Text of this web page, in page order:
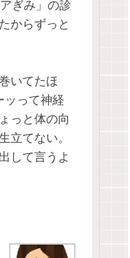
ぎみ」の診
からずっと
いてたほ
ッって神経
っと体の向
立てない。
して言うよ